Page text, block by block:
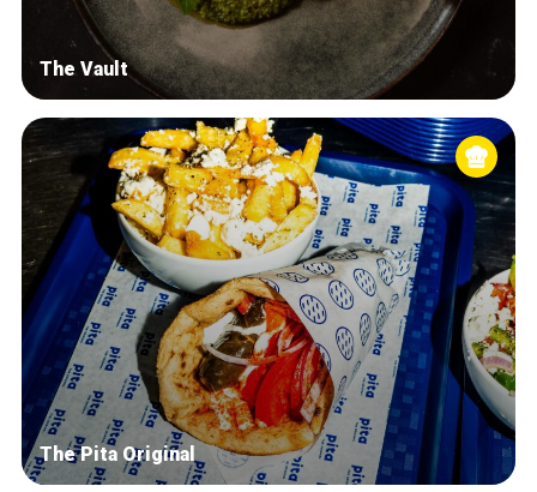
The Vault
The Pita Original